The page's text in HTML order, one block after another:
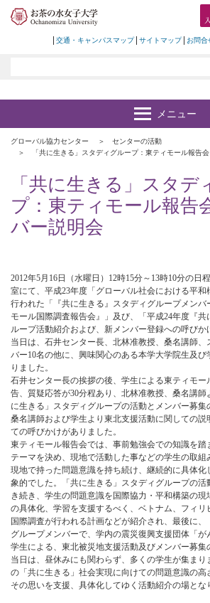
交通・キャンパスマップ サイトマップ お問合
グローバル協力センター
センターの活動
「共に生きる」スタディグループ：東ティモール報告
「共に生きる」スタデ
プ：東ティモール報告
バー説明会
2012年5月16日（水曜日）12時15分～13時10分の日
室にて、平成23年度「グローバル社会における平和
行われた「『共に生きる』スタディグループメンバ
モール国際調査報告会』」及び、「平成24年度『
ループ活動紹介および、新メンバー登録への呼びか
当日は、石井センター長、北林准教授、桑名講師、
バー10名の他に、興味関心のある本学大学院生及び
りました。
石井センター長の挨拶の後、学生による東ティモー
告、質疑応答が30分程あり、北林准教授、桑名講師
に生きる」スタディグループの活動とメンバー募集
桑名講師および学生より東北支援活動に関しての説
ての呼びかけがありました。
東ティモール報告会では、事前勉強会での知識を踏
テーマを決め、現地で活動した事などの学生の取組
現地で持った問題意識を持ち続け、継続的に具体化
象的でした。「共に生きる」スタディグループの活
き続き、学生の問題意識を国際協力・平和構築の
の具体化、学習を支援するべく、ベトナム、フィ
国際調査が行われる計画などが紹介され、最後に、
グループメンバーで、学内の震災復興支援団体「が
学生による、東北被災地支援活動及びメンバー募集
当日は、昼休みにも関わらず、多くの学生が集ま
の「共に生きる」社会実現に向けての問題意識の高
その思いを支援、具体化してゆく活動紹介の場とな